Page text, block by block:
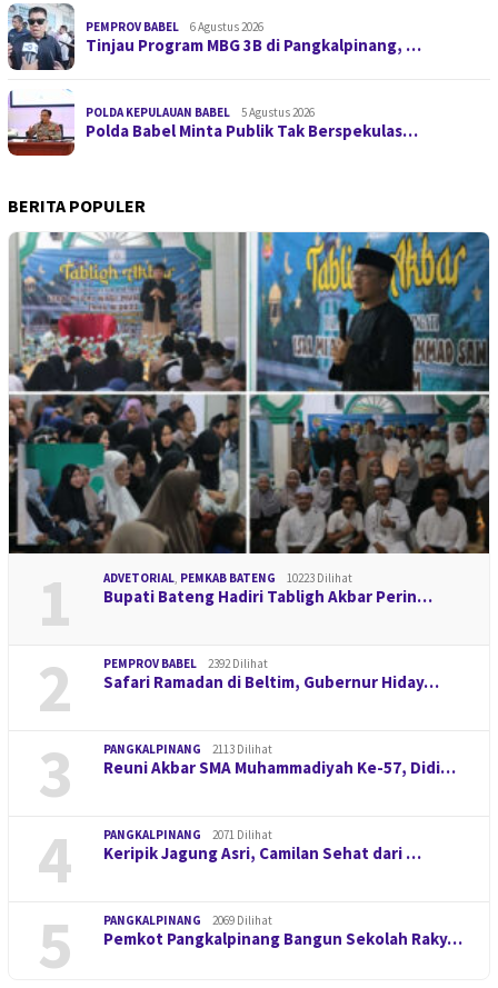
PEMPROV BABEL 6 Agustus 2026
Tinjau Program MBG 3B di Pangkalpinang, …
POLDA KEPULAUAN BABEL 5 Agustus 2026
Polda Babel Minta Publik Tak Berspekulas…
BERITA POPULER
1 ADVETORIAL, PEMKAB BATENG 10223 Dilihat
Bupati Bateng Hadiri Tabligh Akbar Perin…
2 PEMPROV BABEL 2392 Dilihat
Safari Ramadan di Beltim, Gubernur Hiday…
3 PANGKALPINANG 2113 Dilihat
Reuni Akbar SMA Muhammadiyah Ke-57, Didi…
4 PANGKALPINANG 2071 Dilihat
Keripik Jagung Asri, Camilan Sehat dari …
5 PANGKALPINANG 2069 Dilihat
Pemkot Pangkalpinang Bangun Sekolah Raky…